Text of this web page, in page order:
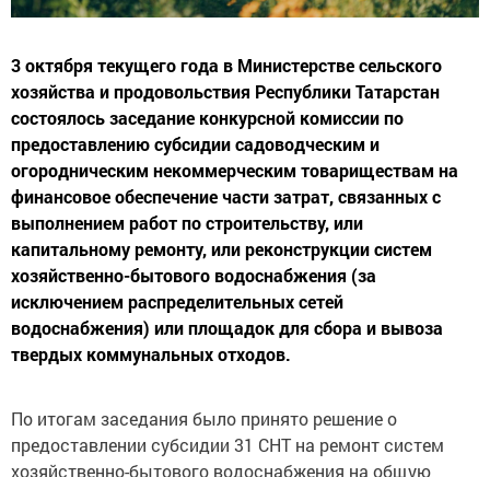
3 октября текущего года в Министерстве сельского
хозяйства и продовольствия Республики Татарстан
состоялось заседание конкурсной комиссии по
предоставлению субсидии садоводческим и
огородническим некоммерческим товариществам на
финансовое обеспечение части затрат, связанных с
выполнением работ по строительству, или
капитальному ремонту, или реконструкции систем
хозяйственно-бытового водоснабжения (за
исключением распределительных сетей
водоснабжения) или площадок для сбора и вывоза
твердых коммунальных отходов.
По итогам заседания было принято решение о
предоставлении субсидии 31 СНТ на ремонт систем
хозяйственно-бытового водоснабжения на общую